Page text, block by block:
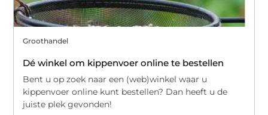
Groothandel
Dé winkel om kippenvoer online te bestellen
Bent u op zoek naar een (web)winkel waar u
kippenvoer online kunt bestellen? Dan heeft u de
juiste plek gevonden!